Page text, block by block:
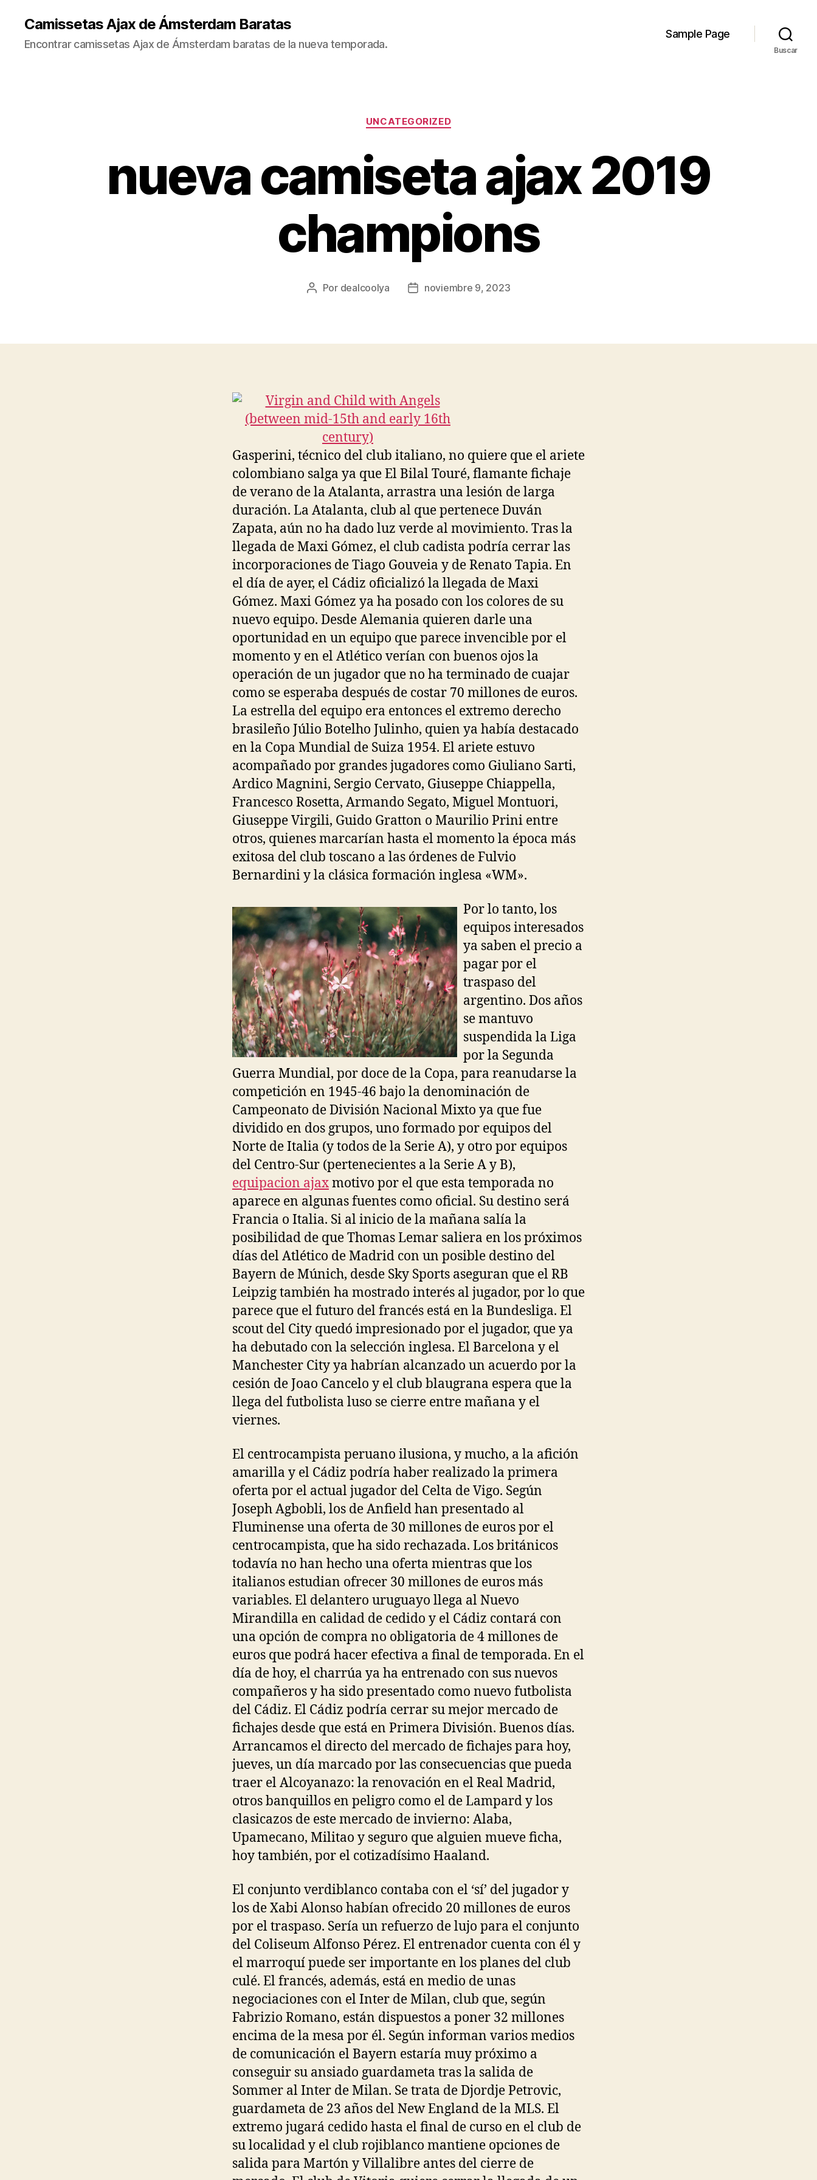
Camissetas Ajax de Ámsterdam Baratas
Encontrar camissetas Ajax de Ámsterdam baratas de la nueva temporada.
Sample Page
Buscar
Categorías
UNCATEGORIZED
nueva camiseta ajax 2019
champions
Autor
Por dealcoolya
Fechanoviembre 9, 2023
Gasperini, técnico del club italiano, no quiere que el ariete
colombiano salga ya que El Bilal Touré, flamante fichaje
de verano de la Atalanta, arrastra una lesión de larga
duración. La Atalanta, club al que pertenece Duván
Zapata, aún no ha dado luz verde al movimiento. Tras la
llegada de Maxi Gómez, el club cadista podría cerrar las
incorporaciones de Tiago Gouveia y de Renato Tapia. En
el día de ayer, el Cádiz oficializó la llegada de Maxi
Gómez. Maxi Gómez ya ha posado con los colores de su
nuevo equipo. Desde Alemania quieren darle una
oportunidad en un equipo que parece invencible por el
momento y en el Atlético verían con buenos ojos la
operación de un jugador que no ha terminado de cuajar
como se esperaba después de costar 70 millones de euros.
La estrella del equipo era entonces el extremo derecho
brasileño Júlio Botelho Julinho, quien ya había destacado
en la Copa Mundial de Suiza 1954. El ariete estuvo
acompañado por grandes jugadores como Giuliano Sarti,
Ardico Magnini, Sergio Cervato, Giuseppe Chiappella,
Francesco Rosetta, Armando Segato, Miguel Montuori,
Giuseppe Virgili, Guido Gratton o Maurilio Prini entre
otros, quienes marcarían hasta el momento la época más
exitosa del club toscano a las órdenes de Fulvio
Bernardini y la clásica formación inglesa «WM».
Por lo tanto, los
equipos interesados
ya saben el precio a
pagar por el
traspaso del
argentino. Dos años
se mantuvo
suspendida la Liga
por la Segunda
Guerra Mundial, por doce de la Copa, para reanudarse la
competición en 1945-46 bajo la denominación de
Campeonato de División Nacional Mixto ya que fue
dividido en dos grupos, uno formado por equipos del
Norte de Italia (y todos de la Serie A), y otro por equipos
del Centro-Sur (pertenecientes a la Serie A y B),
equipacion ajaxmotivo por el que esta temporada no
aparece en algunas fuentes como oficial. Su destino será
Francia o Italia. Si al inicio de la mañana salía la
posibilidad de que Thomas Lemar saliera en los próximos
días del Atlético de Madrid con un posible destino del
Bayern de Múnich, desde Sky Sports aseguran que el RB
Leipzig también ha mostrado interés al jugador, por lo que
parece que el futuro del francés está en la Bundesliga. El
scout del City quedó impresionado por el jugador, que ya
ha debutado con la selección inglesa. El Barcelona y el
Manchester City ya habrían alcanzado un acuerdo por la
cesión de Joao Cancelo y el club blaugrana espera que la
llega del futbolista luso se cierre entre mañana y el
viernes.
El centrocampista peruano ilusiona, y mucho, a la afición
amarilla y el Cádiz podría haber realizado la primera
oferta por el actual jugador del Celta de Vigo. Según
Joseph Agbobli, los de Anfield han presentado al
Fluminense una oferta de 30 millones de euros por el
centrocampista, que ha sido rechazada. Los británicos
todavía no han hecho una oferta mientras que los
italianos estudian ofrecer 30 millones de euros más
variables. El delantero uruguayo llega al Nuevo
Mirandilla en calidad de cedido y el Cádiz contará con
una opción de compra no obligatoria de 4 millones de
euros que podrá hacer efectiva a final de temporada. En el
día de hoy, el charrúa ya ha entrenado con sus nuevos
compañeros y ha sido presentado como nuevo futbolista
del Cádiz. El Cádiz podría cerrar su mejor mercado de
fichajes desde que está en Primera División. Buenos días.
Arrancamos el directo del mercado de fichajes para hoy,
jueves, un día marcado por las consecuencias que pueda
traer el Alcoyanazo: la renovación en el Real Madrid,
otros banquillos en peligro como el de Lampard y los
clasicazos de este mercado de invierno: Alaba,
Upamecano, Militao y seguro que alguien mueve ficha,
hoy también, por el cotizadísimo Haaland.
El conjunto verdiblanco contaba con el ‘sí’ del jugador y
los de Xabi Alonso habían ofrecido 20 millones de euros
por el traspaso. Sería un refuerzo de lujo para el conjunto
del Coliseum Alfonso Pérez. El entrenador cuenta con él y
el marroquí puede ser importante en los planes del club
culé. El francés, además, está en medio de unas
negociaciones con el Inter de Milan, club que, según
Fabrizio Romano, están dispuestos a poner 32 millones
encima de la mesa por él. Según informan varios medios
de comunicación el Bayern estaría muy próximo a
conseguir su ansiado guardameta tras la salida de
Sommer al Inter de Milan. Se trata de Djordje Petrovic,
guardameta de 23 años del New England de la MLS. El
extremo jugará cedido hasta el final de curso en el club de
su localidad y el club rojiblanco mantiene opciones de
salida para Martón y Villalibre antes del cierre de